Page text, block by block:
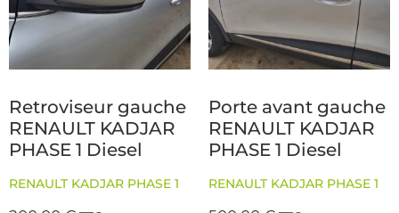
Retroviseur gauche
RENAULT KADJAR
PHASE 1 Diesel
RENAULT KADJAR PHASE 1
Porte avant gauche
RENAULT KADJAR
PHASE 1 Diesel
RENAULT KADJAR PHASE 1